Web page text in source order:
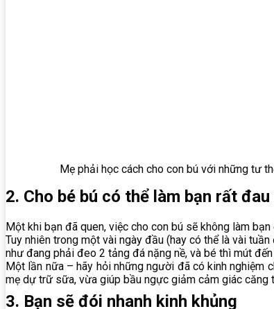
Mẹ phải học cách cho con bú với những tư
2. Cho bé bú có thể làm bạn rất
Một khi bạn đã quen, việc cho con bú sẽ không làm
Tuy nhiên trong một vài ngày đầu (hay có thể là vài
như đang phải đeo 2 tảng đá nặng nề, và bé thì mút đến
Một lần nữa – hãy hỏi những người đã có kinh nghiệm
mẹ dự trữ sữa, vừa giúp bầu ngực giảm cảm giác căng
3. Bạn sẽ đói nhanh kinh khủng